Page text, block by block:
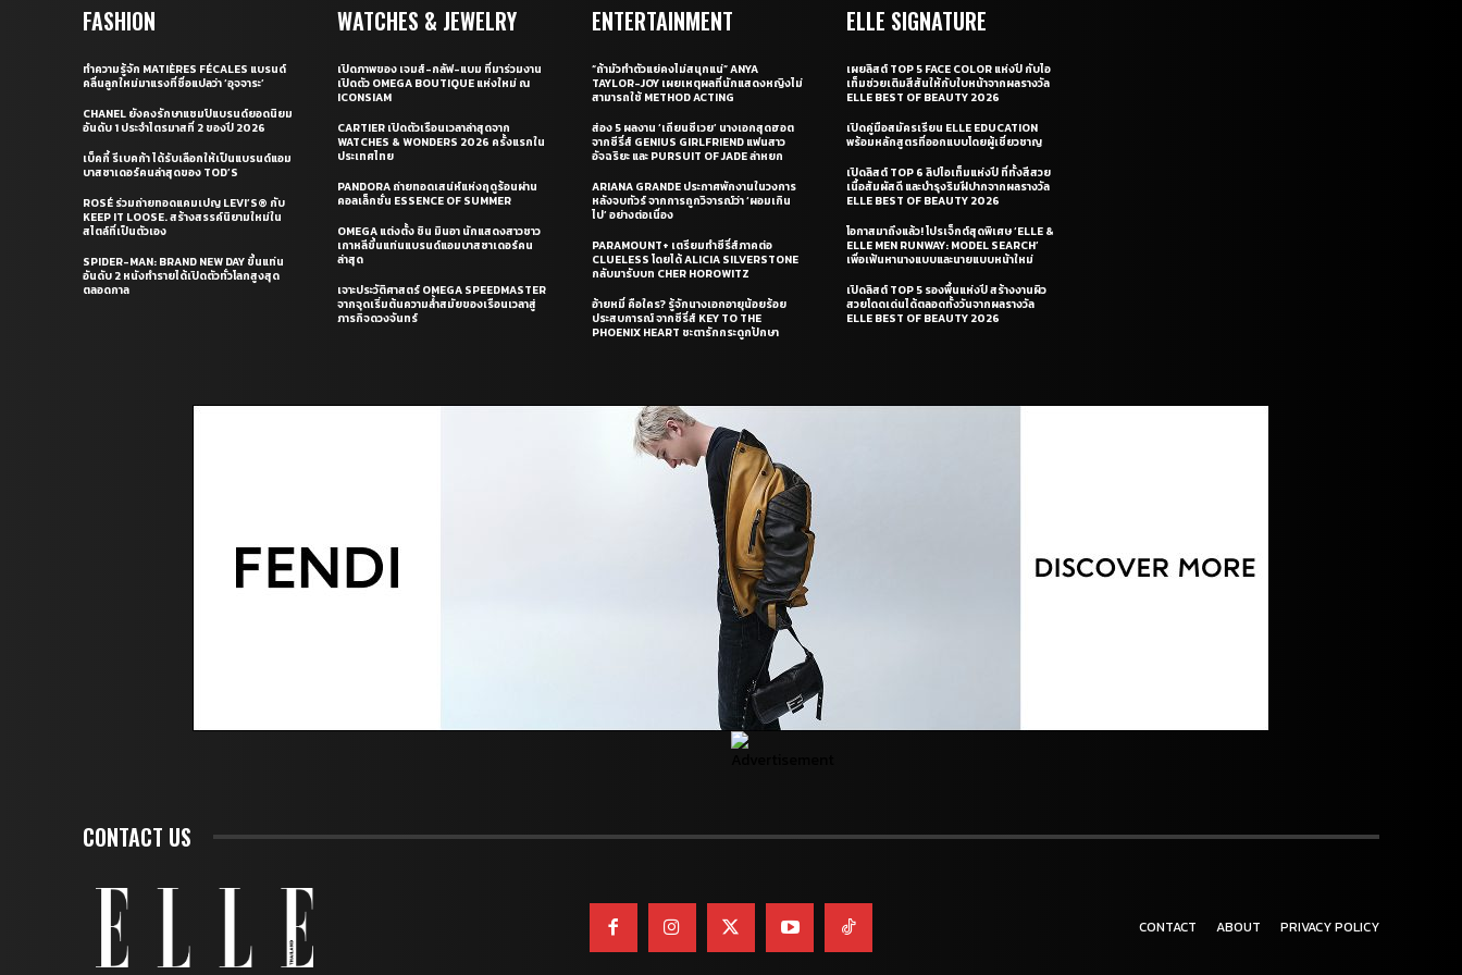
FASHION
ทำความรู้จัก MATIÈRES FÉCALES แบรนด์
คลื่นลูกใหม่มาแรงที่ชื่อแปลว่า ‘อุจจาระ’
CHANEL ยังคงรักษาแชมป์แบรนด์ยอดนิยม
อันดับ 1 ประจำไตรมาสที่ 2 ของปี 2026
เบ็คกี้ รีเบคก้า ได้รับเลือกให้เป็นแบรนด์แอม
บาสซาเดอร์คนล่าสุดของ TOD’S
ROSÉ ร่วมถ่ายทอดแคมเปญ LEVI’S® กับ
KEEP IT LOOSE. สร้างสรรค์นิยามใหม่ใน
สไตล์ที่เป็นตัวเอง
SPIDER-MAN: BRAND NEW DAY ขึ้นแท่น
อันดับ 2 หนังทำรายได้เปิดตัวทั่วโลกสูงสุด
ตลอดกาล
WATCHES & JEWELRY
เปิดภาพของ เจมส์-กลัฟ-แบม ที่มาร่วมงาน
เปิดตัว OMEGA BOUTIQUE แห่งใหม่ ณ
ICONSIAM
CARTIER เปิดตัวเรือนเวลาล่าสุดจาก
WATCHES & WONDERS 2026 ครั้งแรกใน
ประเทศไทย
PANDORA ถ่ายทอดเสน่ห์แห่งฤดูร้อนผ่าน
คอลเล็กชั่น ESSENCE OF SUMMER
OMEGA แต่งตั้ง ชิน มินอา นักแสดงสาวชาว
เกาหลีขึ้นแท่นแบรนด์แอมบาสซาเดอร์คน
ล่าสุด
เจาะประวัติศาสตร์ OMEGA SPEEDMASTER
จากจุดเริ่มต้นความล้ำสมัยของเรือนเวลาสู่
ภารกิจดวงจันทร์
ENTERTAINMENT
“ถ้ามัวทำตัวแย่คงไม่สนุกแน่” ANYA
TAYLOR-JOY เผยเหตุผลที่นักแสดงหญิงไม่
สามารถใช้ METHOD ACTING
ส่อง 5 ผลงาน ‘เถียนซีเวย’ นางเอกสุดฮอต
จากซีรี่ส์ GENIUS GIRLFRIEND แฟนสาว
อัจฉริยะ และ PURSUIT OF JADE ล่าหยก
ARIANA GRANDE ประกาศพักงานในวงการ
หลังจบทัวร์ จากการถูกวิจารณ์ว่า ‘ผอมเกิน
ไป’ อย่างต่อเนื่อง
PARAMOUNT+ เตรียมทำซีรี่ส์ภาคต่อ
CLUELESS โดยได้ ALICIA SILVERSTONE
กลับมารับบท CHER HOROWITZ
อ้ายหมี่ คือใคร? รู้จักนางเอกอายุน้อยร้อย
ประสบการณ์ จากซีรี่ส์ KEY TO THE
PHOENIX HEART ชะตารักกระดูกปักษา
ELLE SIGNATURE
เผยลิสต์ TOP 5 FACE COLOR แห่งปี กับไอ
เท็มช่วยเติมสีสันให้กับใบหน้าจากผลรางวัล
ELLE BEST OF BEAUTY 2026
เปิดคู่มือสมัครเรียน ELLE EDUCATION
พร้อมหลักสูตรที่ออกแบบโดยผู้เชี่ยวชาญ
เปิดลิสต์ TOP 6 ลิปไอเท็มแห่งปี ที่ทั้งสีสวย
เนื้อสัมผัสดี และบำรุงริมฝีปากจากผลรางวัล
ELLE BEST OF BEAUTY 2026
โอกาสมาถึงแล้ว! โปรเจ็กต์สุดพิเศษ ‘ELLE &
ELLE MEN RUNWAY: MODEL SEARCH’
เพื่อเฟ้นหานางแบบและนายแบบหน้าใหม่
เปิดลิสต์ TOP 5 รองพื้นแห่งปี สร้างงานผิว
สวยโดดเด่นได้ตลอดทั้งวันจากผลรางวัล
ELLE BEST OF BEAUTY 2026
CONTACT US
CONTACT ABOUT PRIVACY POLICY